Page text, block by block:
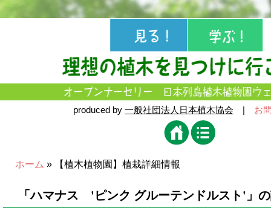
produced by 一般社団法人日本植木協会 | お
ホーム » 【植木植物園】植栽詳細情報
「ハマナス 'ピンク グルーテンドルスト'」